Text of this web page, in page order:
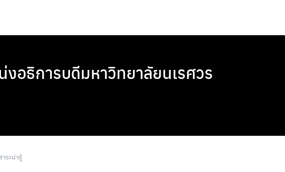
อธิการบดีมหาวิทยาลัยนเรศวร
าระน่ารู้